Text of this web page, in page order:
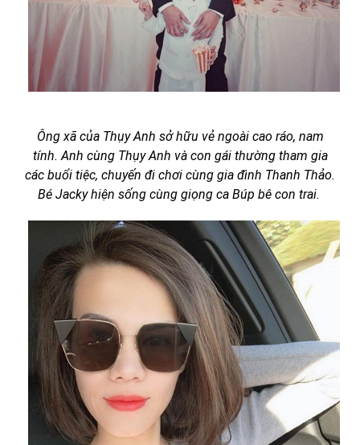
Ông xã của Thụy Anh sở hữu vẻ ngoài cao ráo, nam
tính. Anh cùng Thụy Anh và con gái thường tham gia
các buổi tiệc, chuyến đi chơi cùng gia đình Thanh Thảo.
Bé Jacky hiện sống cùng giọng ca Búp bê con trai.